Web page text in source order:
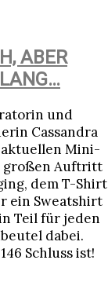
ABER
und
Cassandra
Mini-
großen Auftritt
dem T-Shirt
ein Sweatshirt
Teil für jeden
dabei.
Schluss ist!